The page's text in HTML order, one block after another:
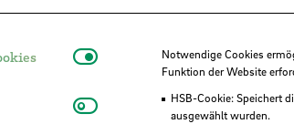
zu Partneruniversitäten
Notwendige Cookies
Notwendige Cookies
Funktion der Website
HSB-Cookie: Speichert
ausgewählt wurden.
Matomo